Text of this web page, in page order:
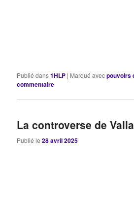
Publié dans1HLP | Marqué avecpouvoirs
commentaire
La controverse de
Publié le28 avril 2025